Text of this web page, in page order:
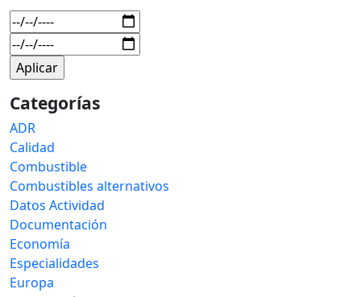
Categorías
ADR
Calidad
Combustible
Combustibles alternativos
Datos Actividad
Documentación
Economía
Especialidades
Europa